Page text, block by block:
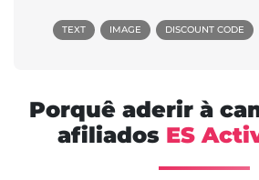
TEXT IMAGE DISCOUNT CODE
Porquê aderir à
afiliados ES